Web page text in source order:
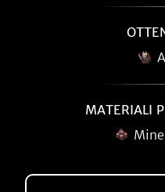
MATERIALI